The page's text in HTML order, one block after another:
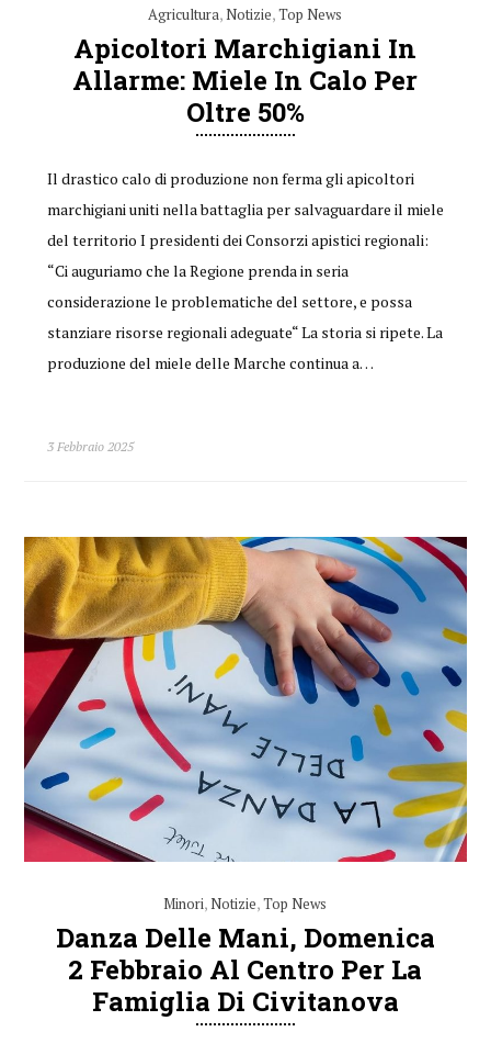
Agricultura,Notizie,Top News
Apicoltori Marchigiani In
Allarme: Miele In Calo Per
Oltre 50%
Il drastico calo di produzione non ferma gli apicoltori
marchigiani uniti nella battaglia per salvaguardare il miele
del territorio I presidenti dei Consorzi apistici regionali:
“Ci auguriamo che la Regione prenda in seria
considerazione le problematiche del settore, e possa
stanziare risorse regionali adeguate“ La storia si ripete. La
produzione del miele delle Marche continua a…
3 Febbraio 2025
Minori,Notizie,Top News
Danza Delle Mani, Domenica
2 Febbraio Al Centro Per La
Famiglia Di Civitanova